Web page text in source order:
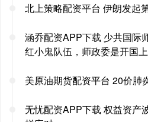
北上策略配资平台 伊朗发起
涵乔配资APP下载 少共国际
红小鬼队伍，师政委是开国
美原油期货配资平台 20价肺
无忧配资APP下载 权益资产